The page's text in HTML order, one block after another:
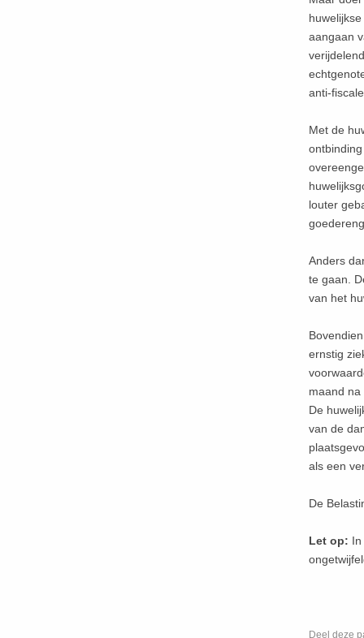
aangaan
anti-
Met de
louter
Anders
te gaan.
van het
ernstig
maand
De
van de
als een
De
Let op:
Deel deze